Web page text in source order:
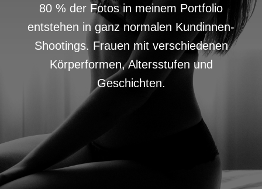
80 % der Fotos in meinem Portfolio
entstehen in ganz normalen Kundinnen-
Shootings. Frauen mit verschiedenen
Körperformen, Altersstufen und
Geschichten.